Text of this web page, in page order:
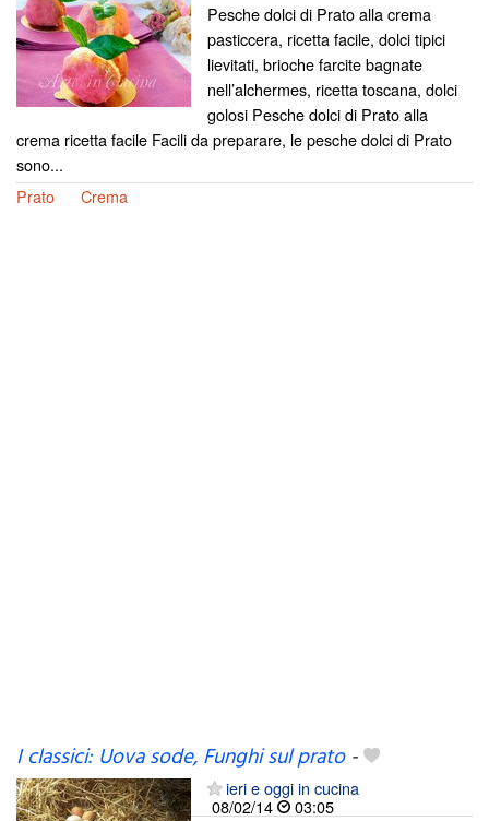
Pesche dolci di Prato alla crema
pasticcera, ricetta facile, dolci tipici
lievitati, brioche farcite bagnate
nell’alchermes, ricetta toscana, dolci
golosi Pesche dolci di Prato alla
crema ricetta facile Facili da preparare, le pesche dolci di Prato
sono...
Prato
Crema
I classici: Uova sode, Funghi sul prato-
ieri e oggi in cucina
08/02/14
03:05